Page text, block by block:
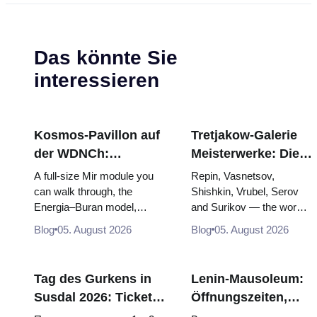
Das könnte Sie
interessieren
Kosmos-Pavillon auf
der WDNCh:
Russlands größte
Raumfahrtausstellung
von innen
A full-size Mir module you
can walk through, the
Energia–Buran model,
and 120 pieces of flight...
Blog 05. August 2026
Tretjakow-Galerie
Meisterwerke: Die
Gemälde, wegen
derer sich die Reise
lohnt
Repin, Vasnetsov,
Shishkin, Vrubel, Serov
and Surikov — the works
they hang, and why
Blog 05. August 2026
Tag des Gurkens in
Susdal 2026: Tickets,
Lenin-Mausoleum:
Öffnungszeiten,